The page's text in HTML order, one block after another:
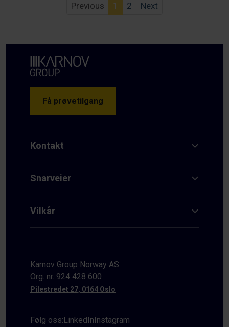
Previous 1 2 Next
Få prøvetilgang
Kontakt
Snarveier
Vilkår
Karnov Group Norway AS
Org. nr. 924 428 600
Pilestredet 27, 0164 Oslo
Følg oss:LinkedInInstagram